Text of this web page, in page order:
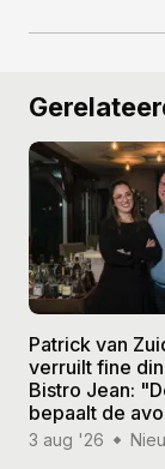
Patrick van
verruilt fine
Bistro Jean:
bepaalt de
3 aug '26